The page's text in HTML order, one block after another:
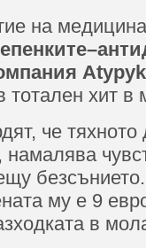
на
Atypyk
тотален хит в
че тяхното
намалява
му е 9
в